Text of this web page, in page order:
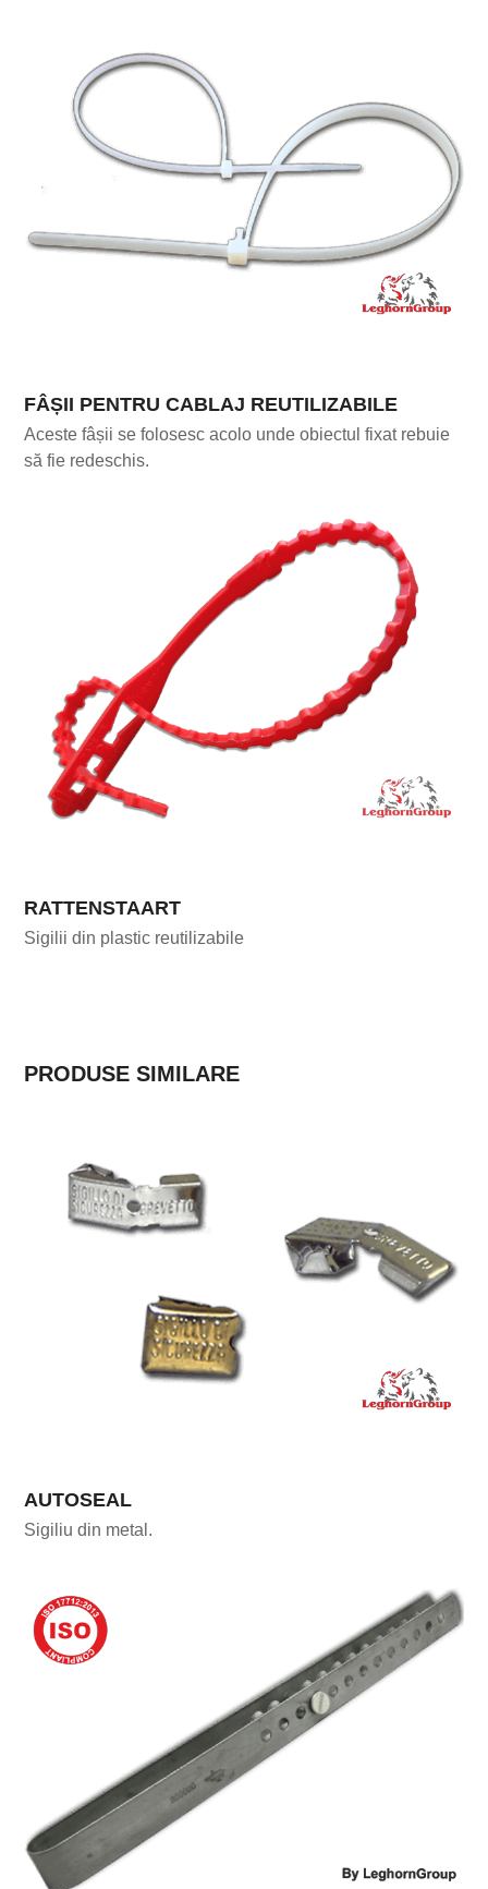
FÂȘII PENTRU CABLAJ REUTILIZABILE
Aceste fâșii se folosesc acolo unde obiectul fixat rebuie
să fie redeschis.
RATTENSTAART
Sigilii din plastic reutilizabile
PRODUSE SIMILARE
AUTOSEAL
Sigiliu din metal.